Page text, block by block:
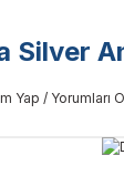
Silver
Yap / Yorumları